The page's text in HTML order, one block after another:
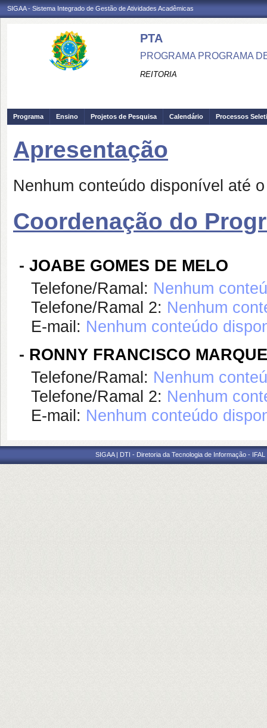
SIGAA - Sistema Integrado de Gestão de Atividades Acadêmicas
PTA
PROGRAMA PROGRAMA
REITORIA
Programa Ensino Projetos de Pesquisa Calendário Processos
Apresentação
Nenhum conteúdo disponível até
Coordenação do
- JOABE GOMES DE MELO
Telefone/Ramal: Nenhum
Telefone/Ramal 2: Nenhum
E-mail: Nenhum conteúdo
- RONNY FRANCISCO
Telefone/Ramal: Nenhum
Telefone/Ramal 2: Nenhum
E-mail: Nenhum conteúdo
SIGAA | DTI - Diretoria da Tecnologia de Informação -